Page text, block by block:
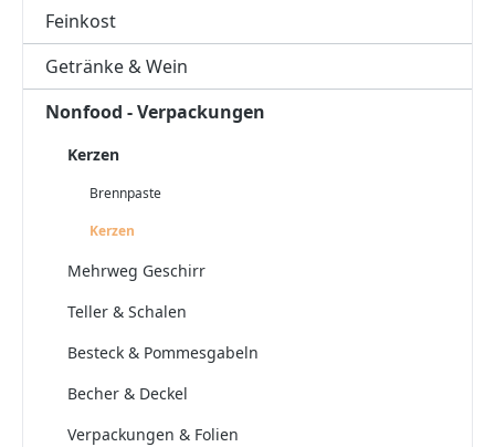
Feinkost
Getränke & Wein
Nonfood - Verpackungen
Kerzen
Brennpaste
Kerzen
Mehrweg Geschirr
Teller & Schalen
Besteck & Pommesgabeln
Becher & Deckel
Verpackungen & Folien